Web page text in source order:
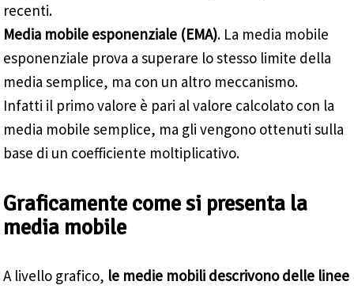
recenti.
Media mobile esponenziale (EMA). La media mobile
esponenziale prova a superare lo stesso limite della
media semplice, ma con un altro meccanismo.
Infatti il primo valore è pari al valore calcolato con la
media mobile semplice, ma gli vengono ottenuti sulla
base di un coefficiente moltiplicativo.
Graficamente come si presenta la
media mobile
A livello grafico, le medie mobili descrivono delle linee